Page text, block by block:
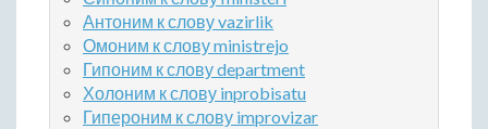
Антоним к слову vazirlik
Омоним к слову ministrejo
Гипоним к слову department
Холоним к слову inprobisatu
Гипероним к слову improvizar